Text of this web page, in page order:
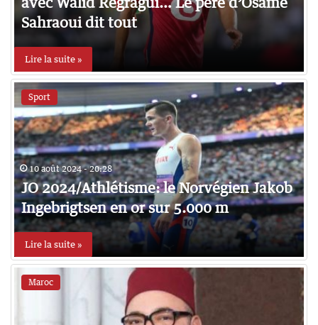
Sahraoui dit tout
Lire la suite »
Sport
10 août 2024 - 20:28
JO 2024/Athlétisme: le Norvégien Jakob
Ingebrigtsen en or sur 5.000 m
Lire la suite »
Maroc